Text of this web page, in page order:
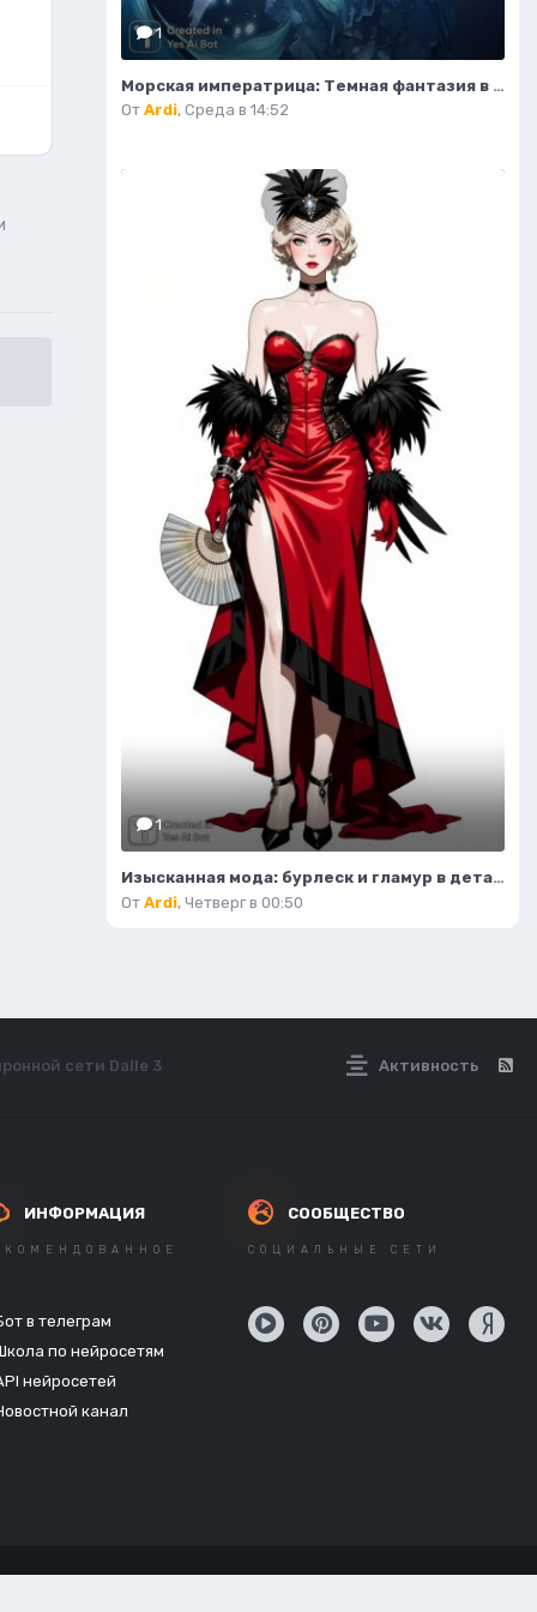
1
Морская императрица: Темная фантазия в стиле аниме с элементами готики и магии. Изображение из нейронной сети Midjourney
От Ardi, Среда в 14:52
1
Изысканная мода: бурлеск и гламур в деталях. Изображение из нейронной сети Flux.1
От Ardi, Четверг в 00:50
Активность
сети Dalle 3
ИНФОРМАЦИЯ
в телеграм
по нейросетям
нейросетей
канал
СООБЩЕСТВО
СОЦИАЛЬНЫЕ СЕТИ